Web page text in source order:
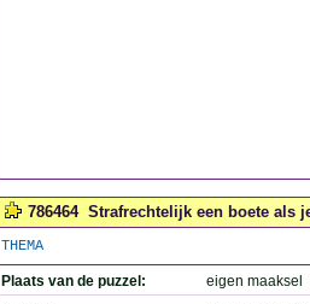
786464 Strafrechtelijk een boete als
THEMA
Plaats van de puzzel:
eigen maaksel